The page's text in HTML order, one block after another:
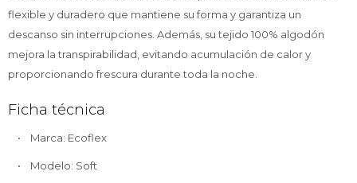
flexible y duradero que mantiene su forma y garantiza un
descanso sin interrupciones. Además, su tejido 100% algodón
mejora la transpirabilidad, evitando acumulación de calor y
proporcionando frescura durante toda la noche.
Ficha técnica
• Marca: Ecoflex
• Modelo: Soft